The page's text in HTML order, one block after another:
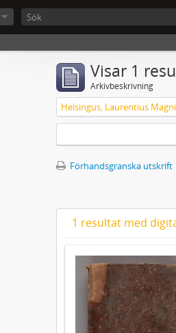
Visar 1
Arkivbeskrivning
Förhandsgranska utskrift
1 resultat med